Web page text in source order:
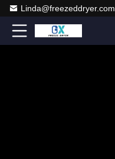
Linda@freezeddryer.com